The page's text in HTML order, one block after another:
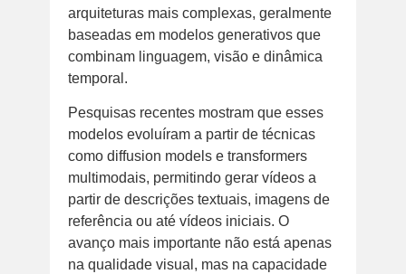
arquiteturas mais complexas, geralmente
baseadas em modelos generativos que
combinam linguagem, visão e dinâmica
temporal.
Pesquisas recentes mostram que esses
modelos evoluíram a partir de técnicas
como diffusion models e transformers
multimodais, permitindo gerar vídeos a
partir de descrições textuais, imagens de
referência ou até vídeos iniciais. O
avanço mais importante não está apenas
na qualidade visual, mas na capacidade